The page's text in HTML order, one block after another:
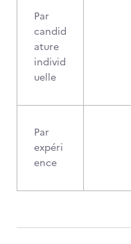
Par
candid
ature
individ
uelle
Par
expéri
ence